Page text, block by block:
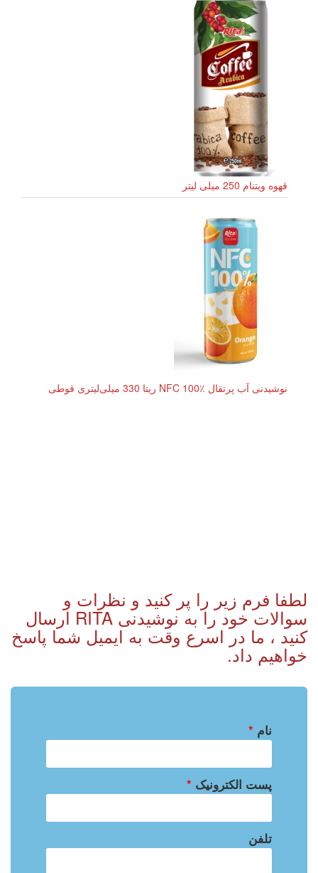
قهوه ویتنام 250 میلی لیتر
نوشیدنی آب پرتقال NFC 100٪ ریتا 330 میلی‌لیتری قوطی
لطفا فرم زیر را پر کنید و نظرات و
سوالات خود را به نوشیدنی RITA ارسال
کنید ، ما در اسرع وقت به ایمیل شما پاسخ
خواهیم داد.
نام *
پست الکترونیک *
تلفن